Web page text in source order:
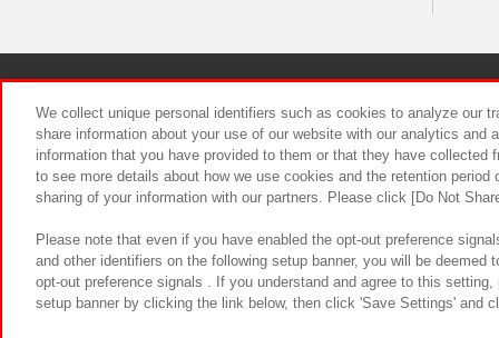
食品のご
We collect unique personal identifiers such as cookies to analyze our
share information about your use of our website with our analytics and
information that you have provided to them or that they have
to see more details about how we use cookies and the retention
sharing of your information with our partners. Please click [Do Not
Please note that even if you have enabled the opt-out preference
and other identifiers on the following setup banner, you will be
opt-out preference signals . If you understand and agree to this
setup banner by clicking the link below, then click 'Save Settings' and